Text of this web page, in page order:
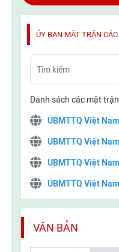
ỦY BAN MẶT TRẬN
Danh sách các mặt
UBMTTQ Việt
UBMTTQ Việt
UBMTTQ Việt
UBMTTQ Việt
UBMTTQ Việt Nam
UBMTTQ Việt
VĂN BẢN